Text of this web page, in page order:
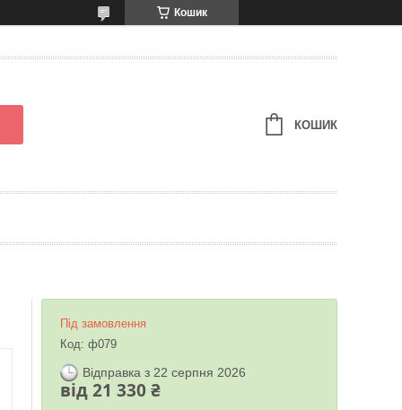
Кошик
КОШИК
Під замовлення
Код: ф079
Відправка з 22 серпня 2026
від21 330 ₴